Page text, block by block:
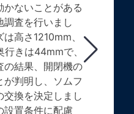
ないことがある
調査を行いまし
高さ1210mm、
きは44mmで、
の結果、開閉機の
判明し、ソムフ
交換を決定しまし
設置条件に配慮